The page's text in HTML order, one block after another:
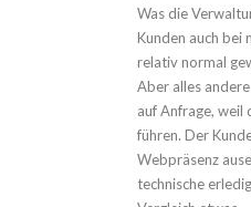
Was die
Kunden auch bei
relativ normal
Aber alles
auf Anfrage, weil
führen. Der
Webpräsenz
technische